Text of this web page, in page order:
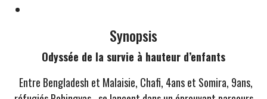
Synopsis
Odyssée de la survie à hauteur d’enfants
Entre Bengladesh et Malaisie, Chafi, 4ans et Somira, 9ans,